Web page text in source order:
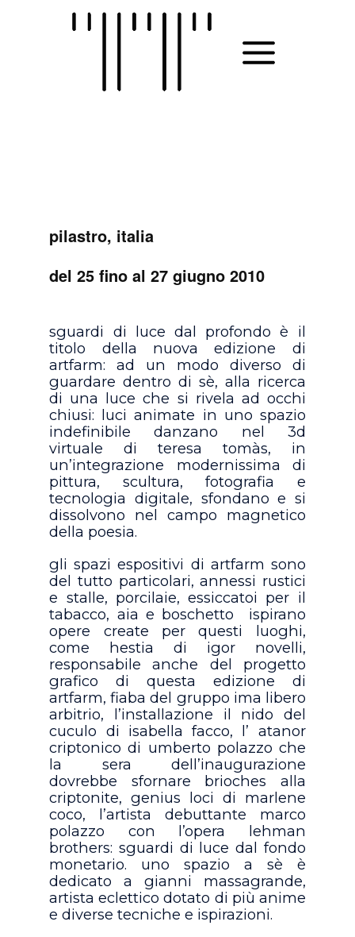
MAIN
MENU
pilastro, italia
del 25 fino al 27 giugno 2010
sguardi di luce dal profondo è il
titolo della nuova edizione di
artfarm: ad un modo diverso di
guardare dentro di sè, alla ricerca
di una luce che si rivela ad occhi
chiusi: luci animate in uno spazio
indefinibile danzano nel 3d
virtuale di teresa tomàs, in
un’integrazione modernissima di
pittura, scultura, fotografia e
tecnologia digitale, sfondano e si
dissolvono nel campo magnetico
della poesia.
gli spazi espositivi di artfarm sono
del tutto particolari, annessi rustici
e stalle, porcilaie, essiccatoi per il
tabacco, aia e boschetto
ispirano
opere create per questi luoghi,
come hestia di igor novelli,
responsabile anche del progetto
grafico di questa edizione di
artfarm, fiaba del gruppo ima libero
arbitrio, l’installazione il nido del
cuculo di isabella facco, l’ atanor
criptonico di umberto polazzo che
la sera dell’inaugurazione
dovrebbe sfornare brioches alla
criptonite, genius loci di marlene
coco, l’artista debuttante marco
polazzo con l’opera lehman
brothers: sguardi di luce dal fondo
monetario. uno spazio a sè è
dedicato a gianni massagrande,
artista eclettico dotato di più anime
e diverse tecniche e ispirazioni.